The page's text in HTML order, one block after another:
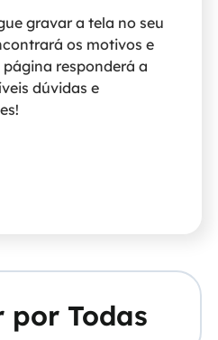
gravar a tela no seu
os motivos e
responderá a
dúvidas e
por Todas